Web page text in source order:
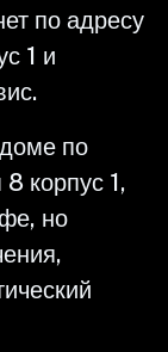
по адресу
1 и
по
корпус 1,
но